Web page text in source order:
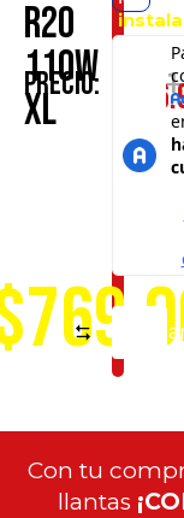
R20
110W
XL
Precio:
en
puntos
de
Con tu
llantas